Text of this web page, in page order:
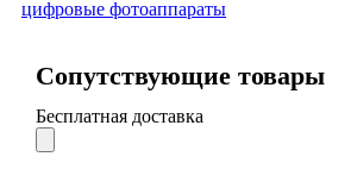
цифровые фотоаппараты
Сопутствующие товары
Бесплатная доставка